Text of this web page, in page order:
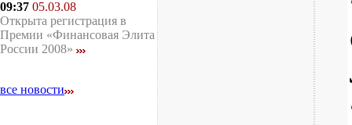
09:37 05.03.08
Открыта регистрация в
Премии «Финансовая Элита
России 2008»
все новости